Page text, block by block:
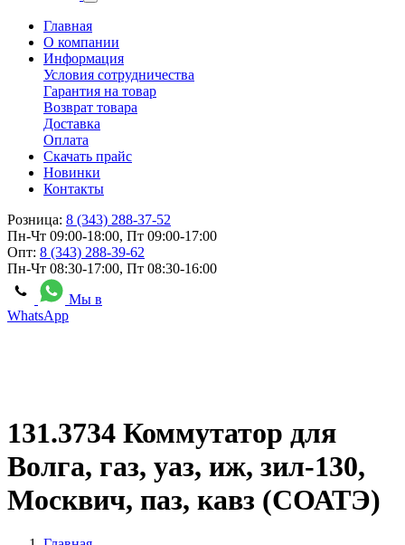
Главная
О компании
Информация
Условия сотрудничества
Гарантия на товар
Возврат товара
Доставка
Оплата
Скачать прайс
Новинки
Контакты
Розница: 8 (343) 288-37-52
Пн-Чт 09:00-18:00, Пт 09:00-17:00
Опт: 8 (343) 288-39-62
Пн-Чт 08:30-17:00, Пт 08:30-16:00
Мы в
WhatsApp
131.3734 Коммутатор для
Волга, газ, уаз, иж, зил-130,
Москвич, паз, кавз (СОАТЭ)